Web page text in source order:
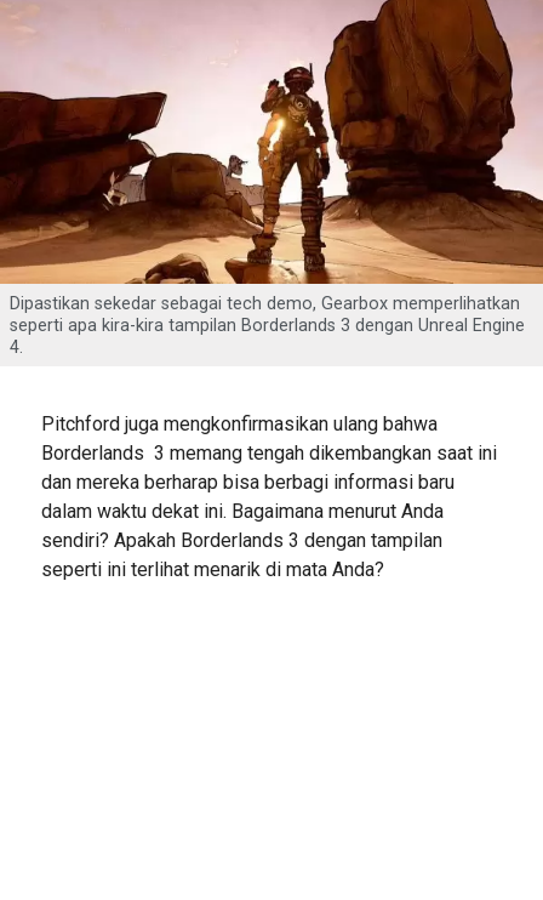
Dipastikan sekedar sebagai tech demo, Gearbox memperlihatkan
seperti apa kira-kira tampilan Borderlands 3 dengan Unreal Engine
4.
Pitchford juga mengkonfirmasikan ulang bahwa
Borderlands 3 memang tengah dikembangkan saat ini
dan mereka berharap bisa berbagi informasi baru
dalam waktu dekat ini. Bagaimana menurut Anda
sendiri? Apakah Borderlands 3 dengan tampilan
seperti ini terlihat menarik di mata Anda?